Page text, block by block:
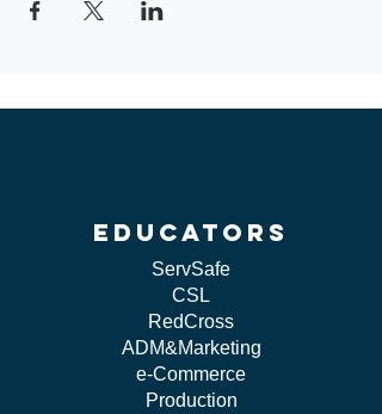
educators
ServSafe
CSL
RedCross
ADM&Marketing
e-Commerce
Production